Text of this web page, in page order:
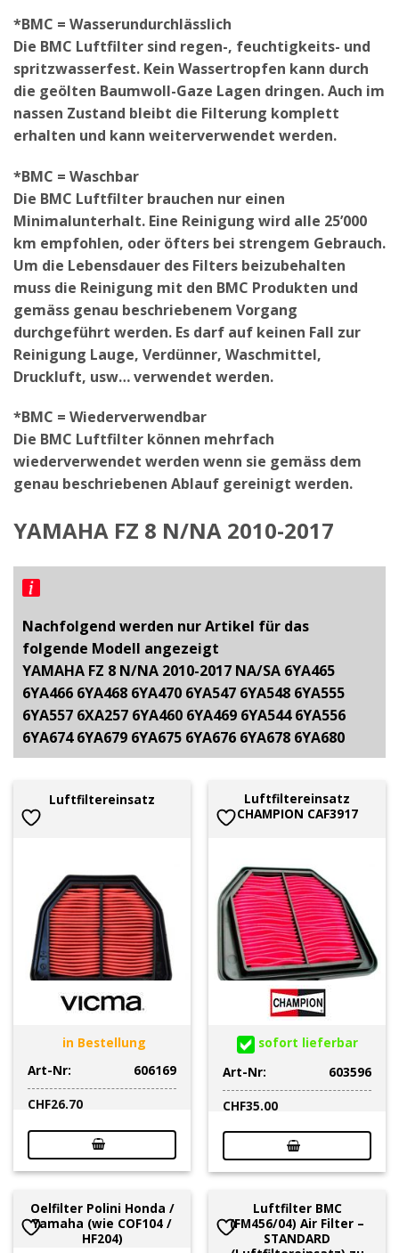
*BMC = Wasserundurchlässlich
Die BMC Luftfilter sind regen-, feuchtigkeits- und
spritzwasserfest. Kein Wassertropfen kann durch
die geölten Baumwoll-Gaze Lagen dringen. Auch im
nassen Zustand bleibt die Filterung komplett
erhalten und kann weiterverwendet werden.
*BMC = Waschbar
Die BMC Luftfilter brauchen nur einen
Minimalunterhalt. Eine Reinigung wird alle 25’000
km empfohlen, oder öfters bei strengem Gebrauch.
Um die Lebensdauer des Filters beizubehalten
muss die Reinigung mit den BMC Produkten und
gemäss genau beschriebenem Vorgang
durchgeführt werden. Es darf auf keinen Fall zur
Reinigung Lauge, Verdünner, Waschmittel,
Druckluft, usw… verwendet werden.
*BMC = Wiederverwendbar
Die BMC Luftfilter können mehrfach
wiederverwendet werden wenn sie gemäss dem
genau beschriebenen Ablauf gereinigt werden.
YAMAHA FZ 8 N/NA 2010-2017
Nachfolgend werden nur Artikel für das
folgende Modell angezeigt
YAMAHA FZ 8 N/NA 2010-2017 NA/SA 6YA465
6YA466 6YA468 6YA470 6YA547 6YA548 6YA555
6YA557 6XA257 6YA460 6YA469 6YA544 6YA556
6YA674 6YA679 6YA675 6YA676 6YA678 6YA680
Luftfiltereinsatz
in Bestellung
Art-Nr:
606169
CHF26.70
Luftfiltereinsatz
CHAMPION CAF3917
sofort lieferbar
Art-Nr:
603596
CHF35.00
Oelfilter Polini Honda /
Yamaha (wie COF104 /
HF204)
Luftfilter BMC
(FM456/04) Air Filter –
STANDARD